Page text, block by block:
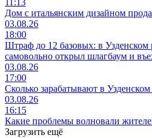
11:13
Дом с итальянским дизайном
03.08.26
18:00
Штраф до 12 базовых: в
самовольно открыл шлагбаум и
03.08.26
17:00
Сколько зарабатывают в
03.08.26
16:15
Какие проблемы волновали
Загрузить ещё